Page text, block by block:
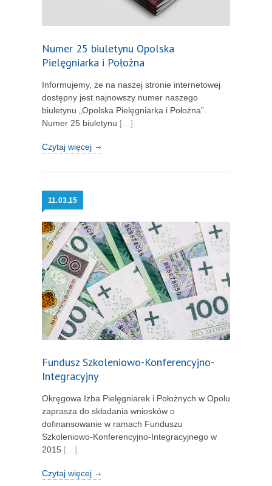
Numer 25 biuletynu Opolska
Pielęgniarka i Położna
Informujemy, że na naszej stronie internetowej
dostępny jest najnowszy numer naszego
biuletynu „Opolska Pielęgniarka i Położna”.
Numer 25 biuletynu […]
Czytaj więcej
11.03.15
Fundusz Szkoleniowo-Konferencyjno-
Integracyjny
Okręgowa Izba Pielęgniarek i Położnych w Opolu
zaprasza do składania wniosków o
dofinansowanie w ramach Funduszu
Szkoleniowo-Konferencyjno-Integracyjnego w
2015 […]
Czytaj więcej